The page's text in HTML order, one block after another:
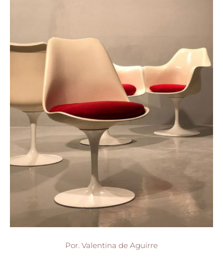
Por. Valentina de Aguirre